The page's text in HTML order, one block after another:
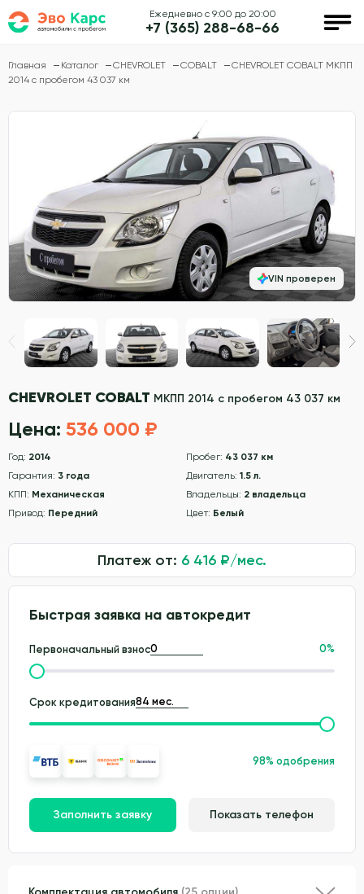
Ежедневно с 9:00 до 20:00
+7 (365) 288-68-66
Главная Каталог CHEVROLET COBALT
CHEVROLET COBALT МКПП
2014 с пробегом 43 037 км
CHEVROLET COBALT МКПП 2014 с пробегом 43 037 км
Цена: 536 000 ₽
Год: 2014 Пробег: 43 037 км
Гарантия: 3 года Двигатель: 1.5 л.
КПП: Механическая Владельцы: 2 владельца
Привод: Передний Цвет: Белый
Платеж от: 6 416 ₽/мес.
Быстрая заявка на автокредит
Первоначальный взнос 0%
Срок кредитования
98% одобрения
Заполнить заявку Показать телефон
VIN проверен